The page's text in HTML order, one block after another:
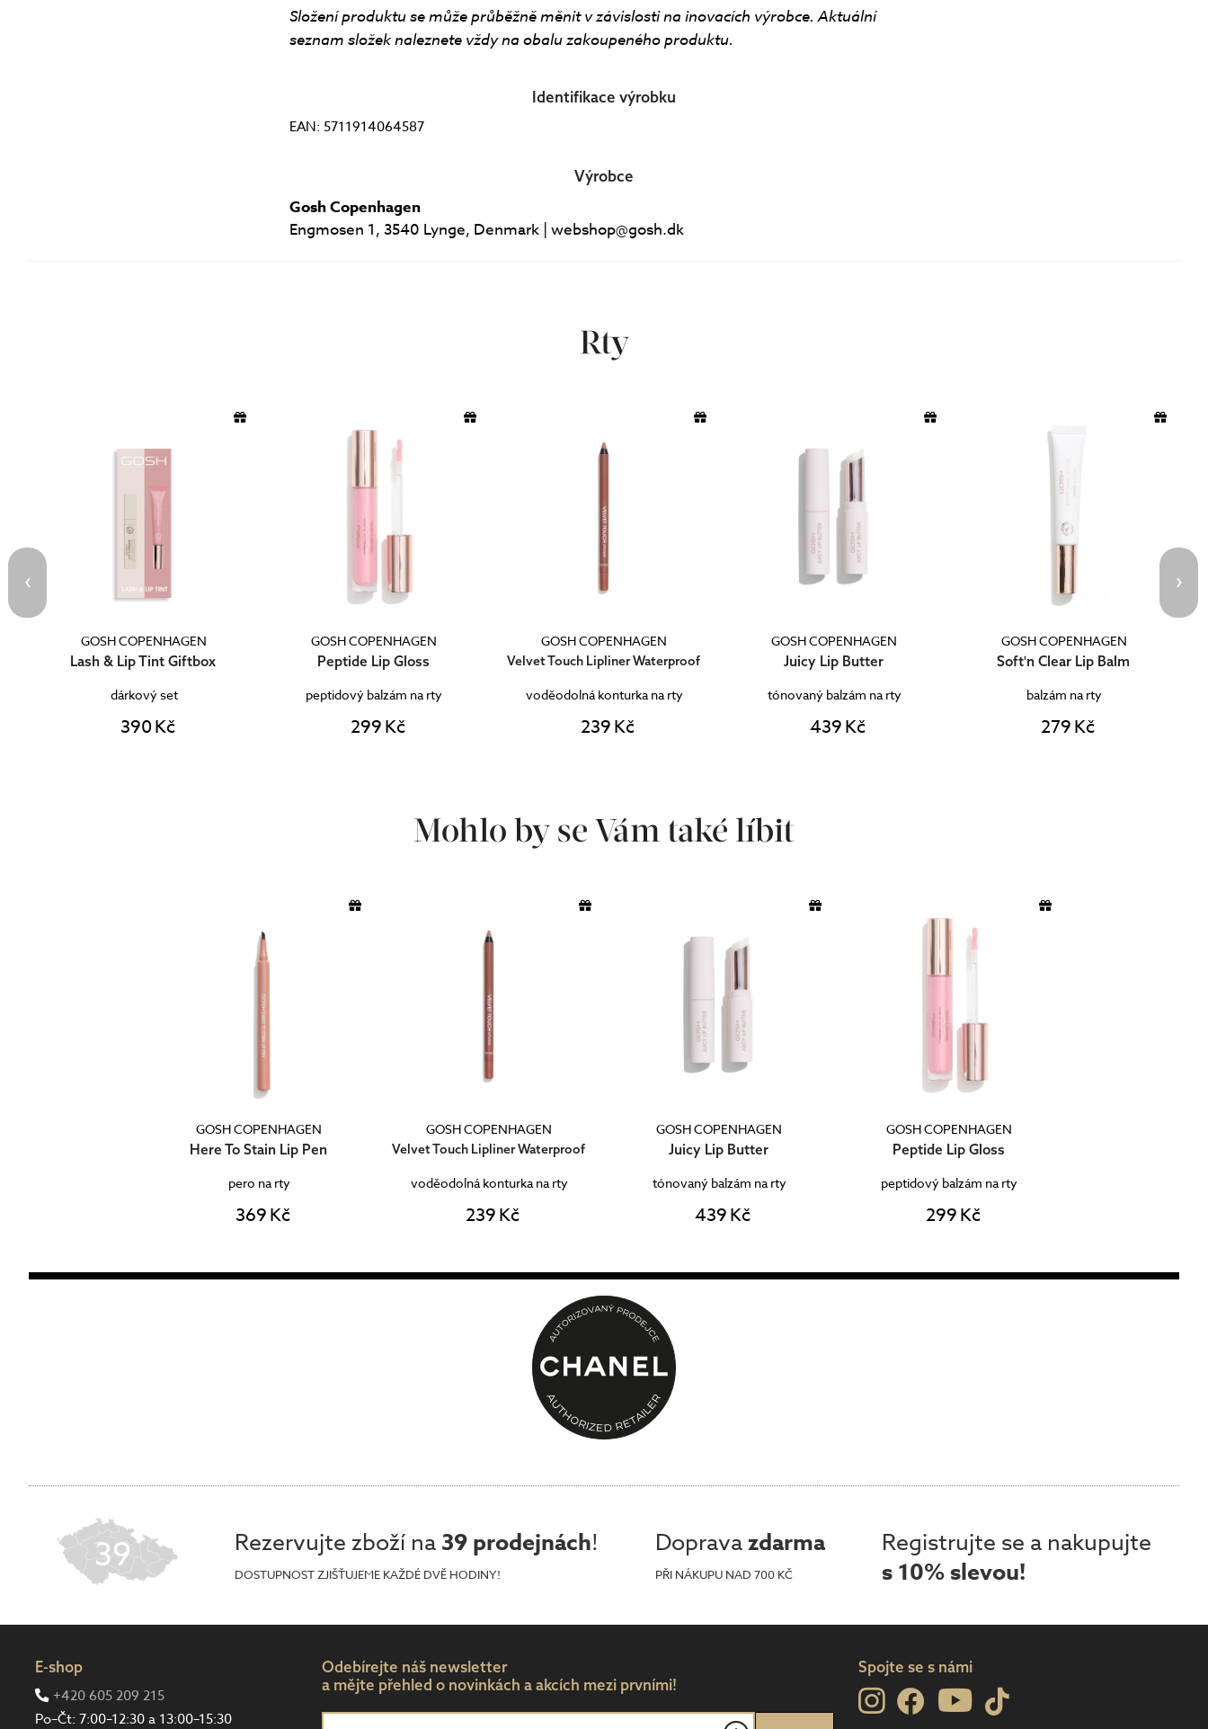
Složení produktu se může průběžně měnit v závislosti na inovacích výrobce. Aktuální
seznam složek naleznete vždy na obalu zakoupeného produktu.
Identifikace výrobku
EAN: 5711914064587
Výrobce
Gosh Copenhagen
Engmosen 1, 3540 Lynge, Denmark | webshop@gosh.dk
Rty
GOSH COPENHAGEN
Peptide Lip Gloss
peptidový balzám na rty
299 Kč
GOSH COPENHAGEN
Velvet Touch Lipliner Waterproof
voděodolná konturka na rty
239 Kč
GOSH COPENHAGEN
Juicy Lip Butter
tónovaný balzám na rty
439 Kč
GOSH COPENHAGEN
Soft'n Clear Lip Balm
balzám na rty
279 Kč
GOSH COPENHAGEN
Overnight Lip Mask
noční maska na rty
399 Kč
Mohlo by se Vám také líbit
GOSH COPENHAGEN
Here To Stain Lip Pen
pero na rty
369 Kč
GOSH COPENHAGEN
Velvet Touch Lipliner Waterproof
voděodolná konturka na rty
239 Kč
GOSH COPENHAGEN
Juicy Lip Butter
tónovaný balzám na rty
439 Kč
GOSH COPENHAGEN
Peptide Lip Gloss
peptidový balzám na rty
299 Kč
39 Rezervujte zboží na 39 prodejnách!
DOSTUPNOST ZJIŠŤUJEME KAŽDÉ DVĚ HODINY!
Dopravazdarma
PŘI NÁKUPU NAD 700 KČ
Registrujte se a nakupujte
s 10% slevou!
E-shop
+420 605 209 215
Po–Čt: 7:00–12:30 a 13:00–15:30
Odebírejte náš newsletter
a mějte přehled o novinkách a akcích mezi prvními!
Spojte se s námi